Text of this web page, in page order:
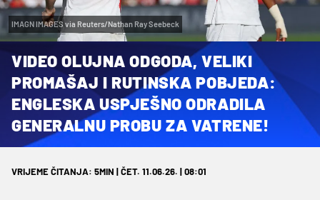
IMAGN IMAGES via Reuters/Nathan Ray Seebeck
VIDEO OLUJNA ODGODA, VELIKI
PROMAŠAJ I RUTINSKA POBJEDA:
ENGLESKA USPJEŠNO ODRADILA
GENERALNU PROBU ZA VATRENE!
VRIJEME ČITANJA: 5MIN | ČET. 11.06.26. | 08:01